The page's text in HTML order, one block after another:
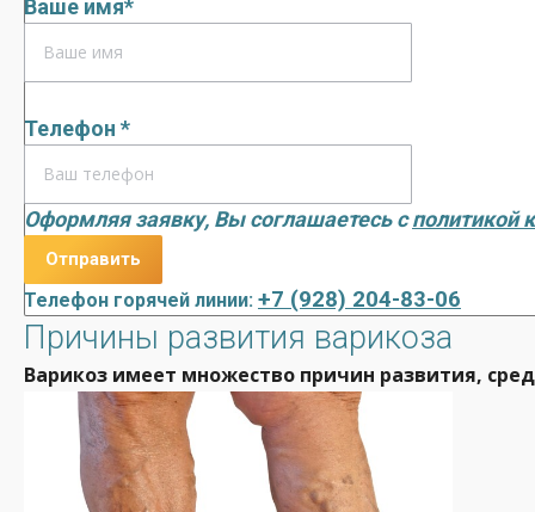
Ваше имя*
Телефон *
Оформляя заявку, Вы соглашаетесь сполитикой
Телефон горячей линии: +7 (928) 204-83-06
Причины развития варикоза
Варикоз имеет множество причин развития,